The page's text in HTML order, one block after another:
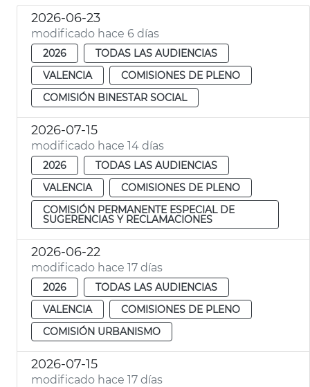
2026-06-23
modificado hace 6 días
2026
TODAS LAS AUDIENCIAS
VALENCIA
COMISIONES DE PLENO
COMISIÓN BINESTAR SOCIAL
2026-07-15
modificado hace 14 días
2026
TODAS LAS AUDIENCIAS
VALENCIA
COMISIONES DE PLENO
COMISIÓN PERMANENTE ESPECIAL DE
SUGERENCIAS Y RECLAMACIONES
2026-06-22
modificado hace 17 días
2026
TODAS LAS AUDIENCIAS
VALENCIA
COMISIONES DE PLENO
COMISIÓN URBANISMO
2026-07-15
modificado hace 17 días